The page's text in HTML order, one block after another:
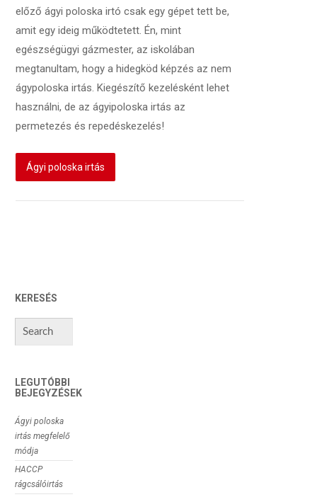
előző ágyi poloska irtó csak egy gépet tett be,
amit egy ideig működtetett. Én, mint
egészségügyi gázmester, az iskolában
megtanultam, hogy a hidegköd képzés az nem
ágypoloska irtás. Kiegészítő kezelésként lehet
használni, de az ágyipoloska irtás az
permetezés és repedéskezelés!
Ágyi poloska irtás
KERESÉS
LEGUTÓBBI
BEJEGYZÉSEK
Ágyi poloska
irtás megfelelő
módja
HACCP
rágcsálóirtás